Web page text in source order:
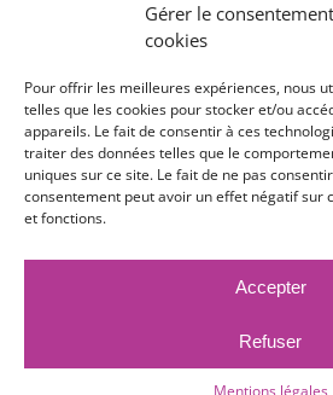
Gérer le
cookies
Pour offrir les meilleures expériences, nous
telles que les cookies pour stocker et/ou
appareils. Le fait de consentir à ces
traiter des données telles que le
uniques sur ce site. Le fait de ne pas
consentement peut avoir un effet négatif sur
et fonctions.
Accepter
Refuser
Mentions légales
RETROUVEZ-
Toutes nos adresses,
d'ouverture
CLIQUEZ ICI
PUBLICATIONS LÉGALES
ACCEO